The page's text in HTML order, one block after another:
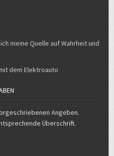
meine Quelle auf Wahrheit und
dem Elektroauto
Angeben.
Überschrift.